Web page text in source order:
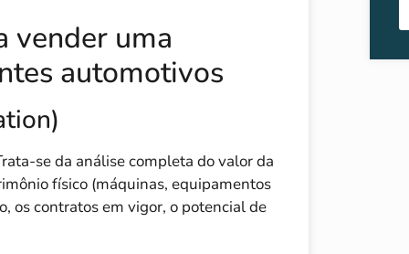
vender uma
automotivos
se da análise completa do valor da
físico (máquinas, equipamentos
os contratos em vigor, o potencial de